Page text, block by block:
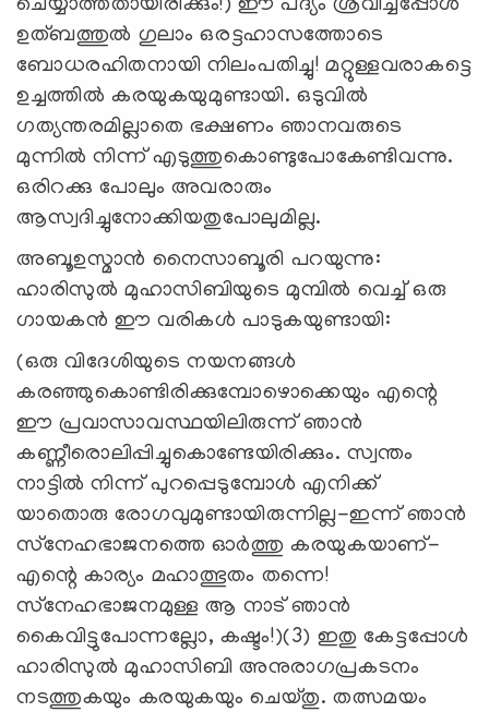
ചെയ്യാത്തതായിരിക്കും!) ഈ പദ്യം ശ്രവിച്ചപ്പോള്‍
ഉത്ബത്തുല്‍ ഗുലാം ഒരട്ടഹാസത്തോടെ
ബോധരഹിതനായി നിലംപതിച്ചു! മറ്റുള്ളവരാകട്ടെ
ഉച്ചത്തില്‍ കരയുകയുമുണ്ടായി. ഒടുവില്‍
ഗത്യന്തരമില്ലാതെ ഭക്ഷണം ഞാനവരുടെ
മുന്നില്‍ നിന്ന് എടുത്തുകൊണ്ടുപോകേണ്ടിവന്നു.
ഒരിറക്കു പോലും അവരാരും
ആസ്വദിച്ചുനോക്കിയതുപോലുമില്ല.
അബൂഉസ്മാന്‍ നൈസാബൂരി പറയുന്നു:
ഹാരിസുല്‍ മുഹാസിബിയുടെ മുമ്പില്‍ വെച്ച് ഒരു
ഗായകന്‍ ഈ വരികള്‍ പാടുകയുണ്ടായി:
(ഒരു വിദേശിയുടെ നയനങ്ങള്‍
കരഞ്ഞുകൊണ്ടിരിക്കുമ്പോഴൊക്കെയും എന്റെ
ഈ പ്രവാസാവസ്ഥയിലിരുന്ന് ഞാന്‍
കണ്ണീരൊലിപ്പിച്ചുകൊണ്ടേയിരിക്കും. സ്വന്തം
നാട്ടില്‍ നിന്ന് പുറപ്പെടുമ്പോള്‍ എനിക്ക്
യാതൊരു രോഗവുമുണ്ടായിരുന്നില്ല-ഇന്ന് ഞാന്‍
സ്‌നേഹഭാജനത്തെ ഓര്‍ത്തു കരയുകയാണ്-
എന്റെ കാര്യം മഹാത്ഭുതം തന്നെ!
സ്‌നേഹഭാജനമുള്ള ആ നാട് ഞാന്‍
കൈവിട്ടുപോന്നല്ലോ, കഷ്ടം!)(3) ഇതു കേട്ടപ്പോള്‍
ഹാരിസുല്‍ മുഹാസിബി അനുരാഗപ്രകടനം
നടത്തുകയും കരയുകയും ചെയ്തു. തത്സമയം